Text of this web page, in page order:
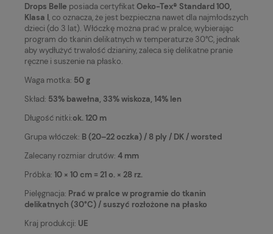
Drops Belle posiada certyfikatOeko-Tex® Standard 100,
Klasa I, co oznacza, że jest bezpieczna nawet dla najmłodszych
dzieci (do 3 lat). Włóczkę można prać w pralce, wybierając
program do tkanin delikatnych w temperaturze 30°C, jednak
aby wydłużyć trwałość dzianiny, zaleca się delikatne pranie
ręczne i suszenie na płasko.
Waga motka: 50 g
Skład: 53% bawełna, 33% wiskoza, 14% len
Długość nitki:ok. 120 m
Grupa włóczek: B (20–22 oczka) / 8 ply / DK / worsted
Zalecany rozmiar drutów: 4 mm
Próbka: 10 × 10 cm = 21 o. × 28 rz.
Pielęgnacja: Prać w pralce w programie do tkanin
delikatnych (30°C) / suszyć rozłożone na płasko
Kraj produkcji: UE